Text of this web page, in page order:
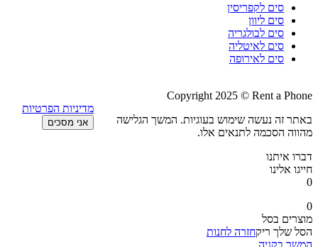
סים לקפריסין
סים ליוון
סים לבולגריה
סים לאיטליה
סים לאירופה
Copyright 2025 © Rent a Phone
באתר זה נעשה שימוש בעוגיות. המשך הגלישה
מהווה הסכמה לתנאים אלו.
מדיניות הפרטיות
אני מסכים
דברו איתנו
חייגו אלינו
0
0
מוצרים בסל
הסל שלך ריקחזרה לחנות
המשך בקניה